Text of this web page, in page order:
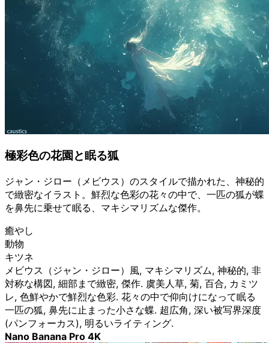
極彩色の花園と眠る狐
ジャン・ジロー（メビウス）のスタイルで描かれた、神秘的
で緻密なイラスト。鮮烈な色彩の花々の中で、一匹の狐が蝶
を鼻先に乗せて眠る、マキシマリズムな傑作。
癒やし
動物
キツネ
メビウス（ジャン・ジロー）風, マキシマリズム, 神秘的, 非
対称な構図, 細部まで緻密, 傑作. 虞美人草, 菊, 百合, カミツ
レ, 色鮮やかで鮮烈な色彩. 花々の中で仰向けになって眠る
一匹の狐, 鼻先に止まった小さな蝶. 超広角, 深い被写界深度
(パンフォーカス), 明るいライティング.
Nano Banana Pro 4K